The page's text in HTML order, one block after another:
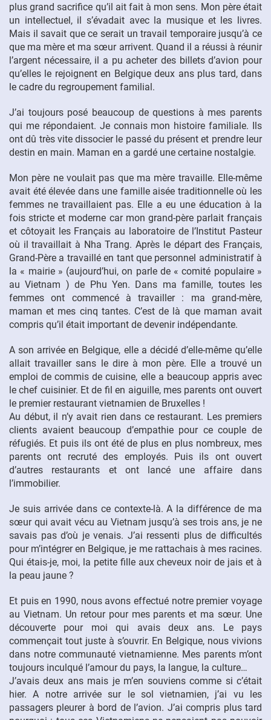
plus grand sacrifice qu’il ait fait à mon sens. Mon père était
un intellectuel, il s’évadait avec la musique et les livres.
Mais il savait que ce serait un travail temporaire jusqu’à ce
que ma mère et ma sœur arrivent. Quand il a réussi à réunir
l’argent nécessaire, il a pu acheter des billets d’avion pour
qu’elles le rejoignent en Belgique deux ans plus tard, dans
le cadre du regroupement familial.
J’ai toujours posé beaucoup de questions à mes parents
qui me répondaient. Je connais mon histoire familiale. Ils
ont dû très vite dissocier le passé du présent et prendre leur
destin en main. Maman en a gardé une certaine nostalgie.
Mon père ne voulait pas que ma mère travaille. Elle-même
avait été élevée dans une famille aisée traditionnelle où les
femmes ne travaillaient pas. Elle a eu une éducation à la
fois stricte et moderne car mon grand-père parlait français
et côtoyait les Français au laboratoire de l’Institut Pasteur
où il travaillait à Nha Trang. Après le départ des Français,
Grand-Père a travaillé en tant que personnel administratif à
la « mairie » (aujourd’hui, on parle de « comité populaire »
au Vietnam ) de Phu Yen. Dans ma famille, toutes les
femmes ont commencé à travailler : ma grand-mère,
maman et mes cinq tantes. C’est de là que maman avait
compris qu’il était important de devenir indépendante.
A son arrivée en Belgique, elle a décidé d’elle-même qu’elle
allait travailler sans le dire à mon père. Elle a trouvé un
emploi de commis de cuisine, elle a beaucoup appris avec
le chef cuisinier. Et de fil en aiguille, mes parents ont ouvert
le premier restaurant vietnamien de Bruxelles !
Au début, il n’y avait rien dans ce restaurant. Les premiers
clients avaient beaucoup d’empathie pour ce couple de
réfugiés. Et puis ils ont été de plus en plus nombreux, mes
parents ont recruté des employés. Puis ils ont ouvert
d’autres restaurants et ont lancé une affaire dans
l’immobilier.
Je suis arrivée dans ce contexte-là. A la différence de ma
sœur qui avait vécu au Vietnam jusqu’à ses trois ans, je ne
savais pas d’où je venais. J’ai ressenti plus de difficultés
pour m’intégrer en Belgique, je me rattachais à mes racines.
Qui étais-je, moi, la petite fille aux cheveux noir de jais et à
la peau jaune ?
Et puis en 1990, nous avons effectué notre premier voyage
au Vietnam. Un retour pour mes parents et ma sœur. Une
découverte pour moi qui avais deux ans. Le pays
commençait tout juste à s’ouvrir. En Belgique, nous vivions
dans notre communauté vietnamienne. Mes parents m’ont
toujours inculqué l’amour du pays, la langue, la culture…
J’avais deux ans mais je m’en souviens comme si c’était
hier. A notre arrivée sur le sol vietnamien, j’ai vu les
passagers pleurer à bord de l’avion. J’ai compris plus tard